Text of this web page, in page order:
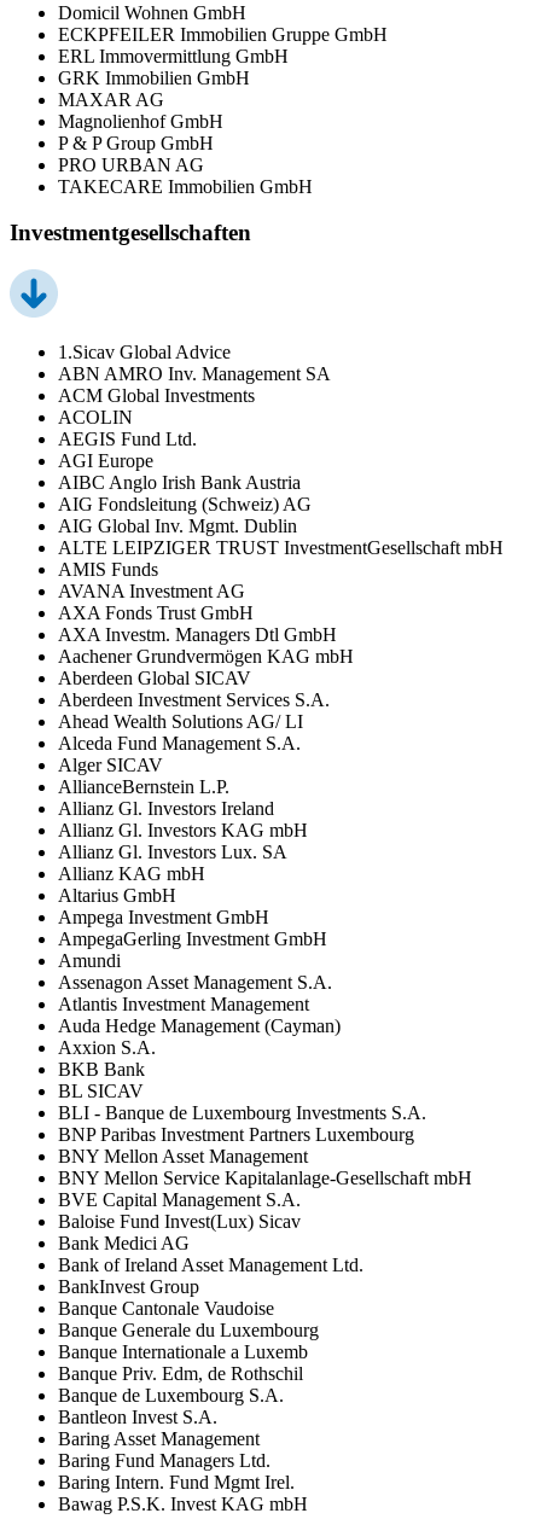
Domicil Wohnen GmbH
ECKPFEILER Immobilien Gruppe GmbH
ERL Immovermittlung GmbH
GRK Immobilien GmbH
MAXAR AG
Magnolienhof GmbH
P & P Group GmbH
PRO URBAN AG
TAKECARE Immobilien GmbH
Investmentgesellschaften
1.Sicav Global Advice
ABN AMRO Inv. Management SA
ACM Global Investments
ACOLIN
AEGIS Fund Ltd.
AGI Europe
AIBC Anglo Irish Bank Austria
AIG Fondsleitung (Schweiz) AG
AIG Global Inv. Mgmt. Dublin
ALTE LEIPZIGER TRUST InvestmentGesellschaft mbH
AMIS Funds
AVANA Investment AG
AXA Fonds Trust GmbH
AXA Investm. Managers Dtl GmbH
Aachener Grundvermögen KAG mbH
Aberdeen Global SICAV
Aberdeen Investment Services S.A.
Ahead Wealth Solutions AG/ LI
Alceda Fund Management S.A.
Alger SICAV
AllianceBernstein L.P.
Allianz Gl. Investors Ireland
Allianz Gl. Investors KAG mbH
Allianz Gl. Investors Lux. SA
Allianz KAG mbH
Altarius GmbH
Ampega Investment GmbH
AmpegaGerling Investment GmbH
Amundi
Assenagon Asset Management S.A.
Atlantis Investment Management
Auda Hedge Management (Cayman)
Axxion S.A.
BKB Bank
BL SICAV
BLI - Banque de Luxembourg Investments S.A.
BNP Paribas Investment Partners Luxembourg
BNY Mellon Asset Management
BNY Mellon Service Kapitalanlage-Gesellschaft mbH
BVE Capital Management S.A.
Baloise Fund Invest(Lux) Sicav
Bank Medici AG
Bank of Ireland Asset Management Ltd.
BankInvest Group
Banque Cantonale Vaudoise
Banque Generale du Luxembourg
Banque Internationale a Luxemb
Banque Priv. Edm, de Rothschil
Banque de Luxembourg S.A.
Bantleon Invest S.A.
Baring Asset Management
Baring Fund Managers Ltd.
Baring Intern. Fund Mgmt Irel.
Bawag P.S.K. Invest KAG mbH